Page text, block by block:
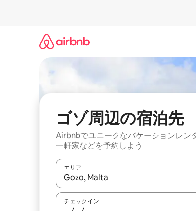
ゴゾ⁠周⁠辺⁠の宿⁠泊⁠先
Airbnbでユニークなバ⁠ケ⁠ー⁠シ⁠ョ⁠ンレ⁠ン⁠
一⁠軒⁠家な⁠ど⁠を予⁠約⁠し⁠よ⁠う
エリア
検索結果が表示されたら、上下の矢印キ
チェックイン